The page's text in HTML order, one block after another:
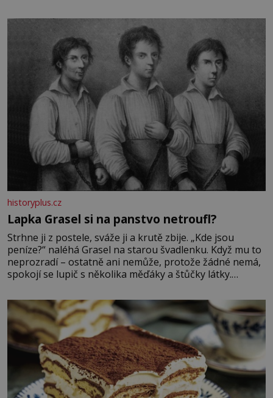
bez které si českou zahradu ani nedokážeme představit.
historyplus.cz
Lapka Grasel si na panstvo netroufl?
Strhne ji z postele, sváže ji a krutě zbije. „Kde jsou
peníze?“ naléhá Grasel na starou švadlenku. Když mu to
neprozradí – ostatně ani nemůže, protože žádné nemá,
spokojí se lupič s několika měďáky a štůčky látky.
krutý. Jeho činy budí hrůzu ještě dlouho po jeho smrti